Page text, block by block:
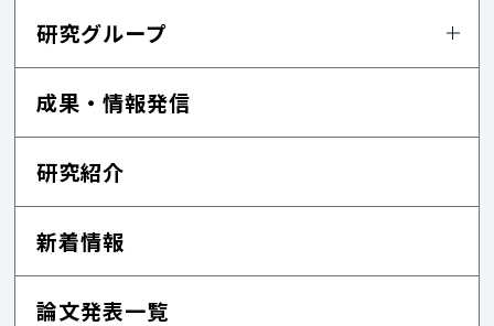
研究グループ
成果・情報発信
研究紹介
新着情報
論文発表一覧